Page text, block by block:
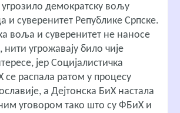
демократску вољу
и суверенитет Републике Српске.
воља и суверенитет не наносе
угрожавају било чије
јер Социјалистичка
се распала ратом у процесу
а Дејтонска БиХ настала
уговором тако што су ФБиХ и